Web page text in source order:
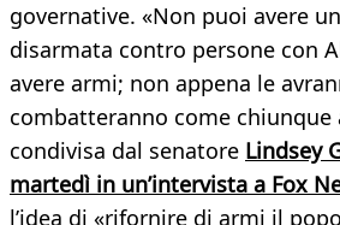
governative. «Non puoi avere
disarmata contro persone con
avere armi; non appena le
combatteranno come chiunque
condivisa dal senatore Lindsey
martedì in un’intervista a Fox
l’idea di «rifornire di armi il